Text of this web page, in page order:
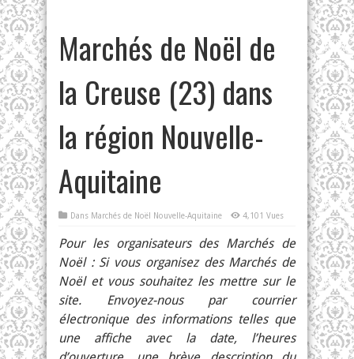
Marchés de Noël de
la Creuse (23) dans
la région Nouvelle-
Aquitaine
Dans Marchés de Noël Nouvelle-Aquitaine 4,101 Vues
Pour les organisateurs des Marchés de
Noël : Si vous organisez des Marchés de
Noël et vous souhaitez les mettre sur le
site. Envoyez-nous par courrier
électronique des informations telles que
une affiche avec la date, l’heures